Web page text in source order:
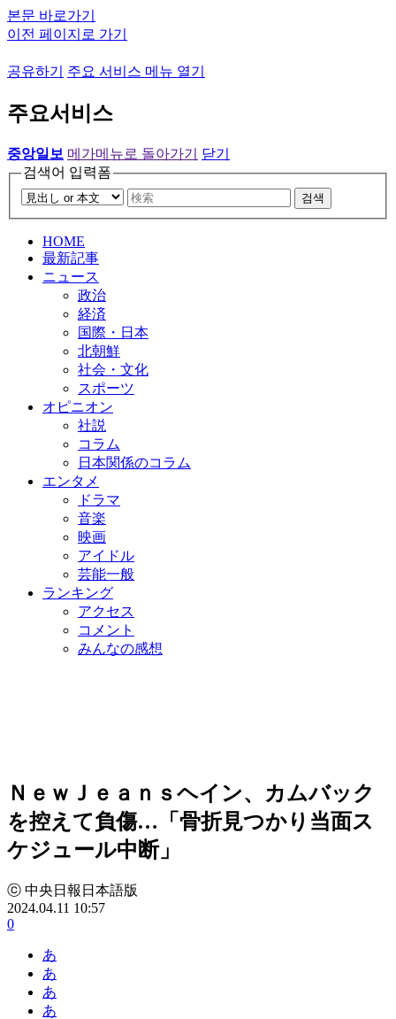
본문 바로가기
이전 페이지로 가기
공유하기 주요 서비스 메뉴 열기
주요서비스
중앙일보 메가메뉴로 돌아가기
닫기
검색어 입력폼
검색
HOME
最新記事
ニュース
政治
経済
国際・日本
北朝鮮
社会・文化
スポーツ
オピニオン
社説
コラム
日本関係のコラム
エンタメ
ドラマ
音楽
映画
アイドル
芸能一般
ランキング
アクセス
コメント
みんなの感想
ＮｅｗＪｅａｎｓヘイン、カムバック
を控えて負傷…「骨折見つかり当面ス
ケジュール中断」
ⓒ 中央日報日本語版
2024.04.11 10:57
0
あ
あ
あ
あ